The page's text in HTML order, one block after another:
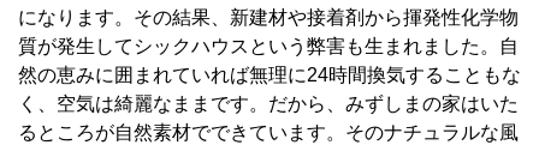
になります。その結果、新建材や接着剤から揮発性化学物
質が発生してシックハウスという弊害も生まれました。自
然の恵みに囲まれていれば無理に24時間換気することもな
く、空気は綺麗なままです。だから、みずしまの家はいた
るところが自然素材でできています。そのナチュラルな風